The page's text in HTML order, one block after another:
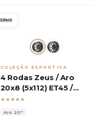
COLEÇÃO ESPORTIVA
4 Rodas Zeus / Aro
20x8 (5x112) ET45 /
Mod. ZWARS3 Audi A3,
★★★★★
Aro 20"